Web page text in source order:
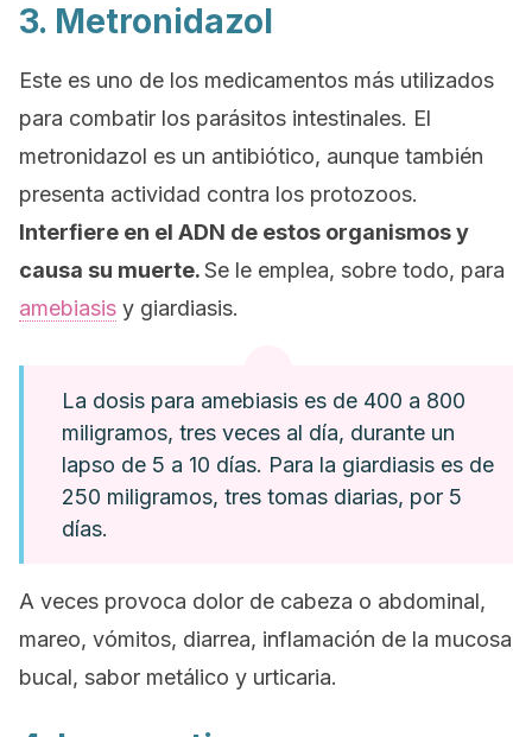
3. Metronidazol
Este es uno de los medicamentos más utilizados
para combatir los parásitos intestinales. El
metronidazol es un antibiótico, aunque también
presenta actividad contra los protozoos.
Interfiere en el ADN de estos organismos y
causa su muerte.Se le emplea, sobre todo, para
amebiasis y giardiasis.
La dosis para amebiasis es de 400 a 800
miligramos, tres veces al día, durante un
lapso de 5 a 10 días. Para la giardiasis es de
250 miligramos, tres tomas diarias, por 5
días.
A veces provoca dolor de cabeza o abdominal,
mareo, vómitos, diarrea, inflamación de la mucosa
bucal, sabor metálico y urticaria.